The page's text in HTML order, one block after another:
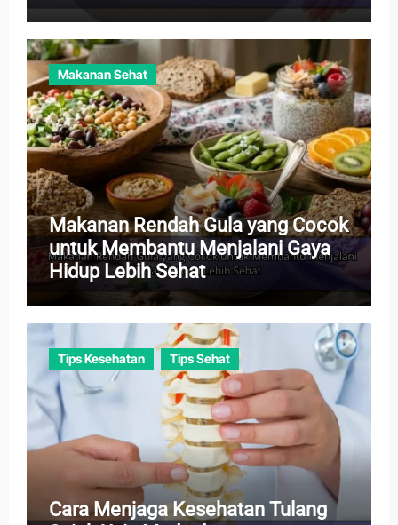
Makanan Sehat
Makanan Rendah Gula yang Cocok
untuk Membantu Menjalani Gaya
Hidup Lebih Sehat
Tips Kesehatan Tips Sehat
Cara Menjaga Kesehatan Tulang